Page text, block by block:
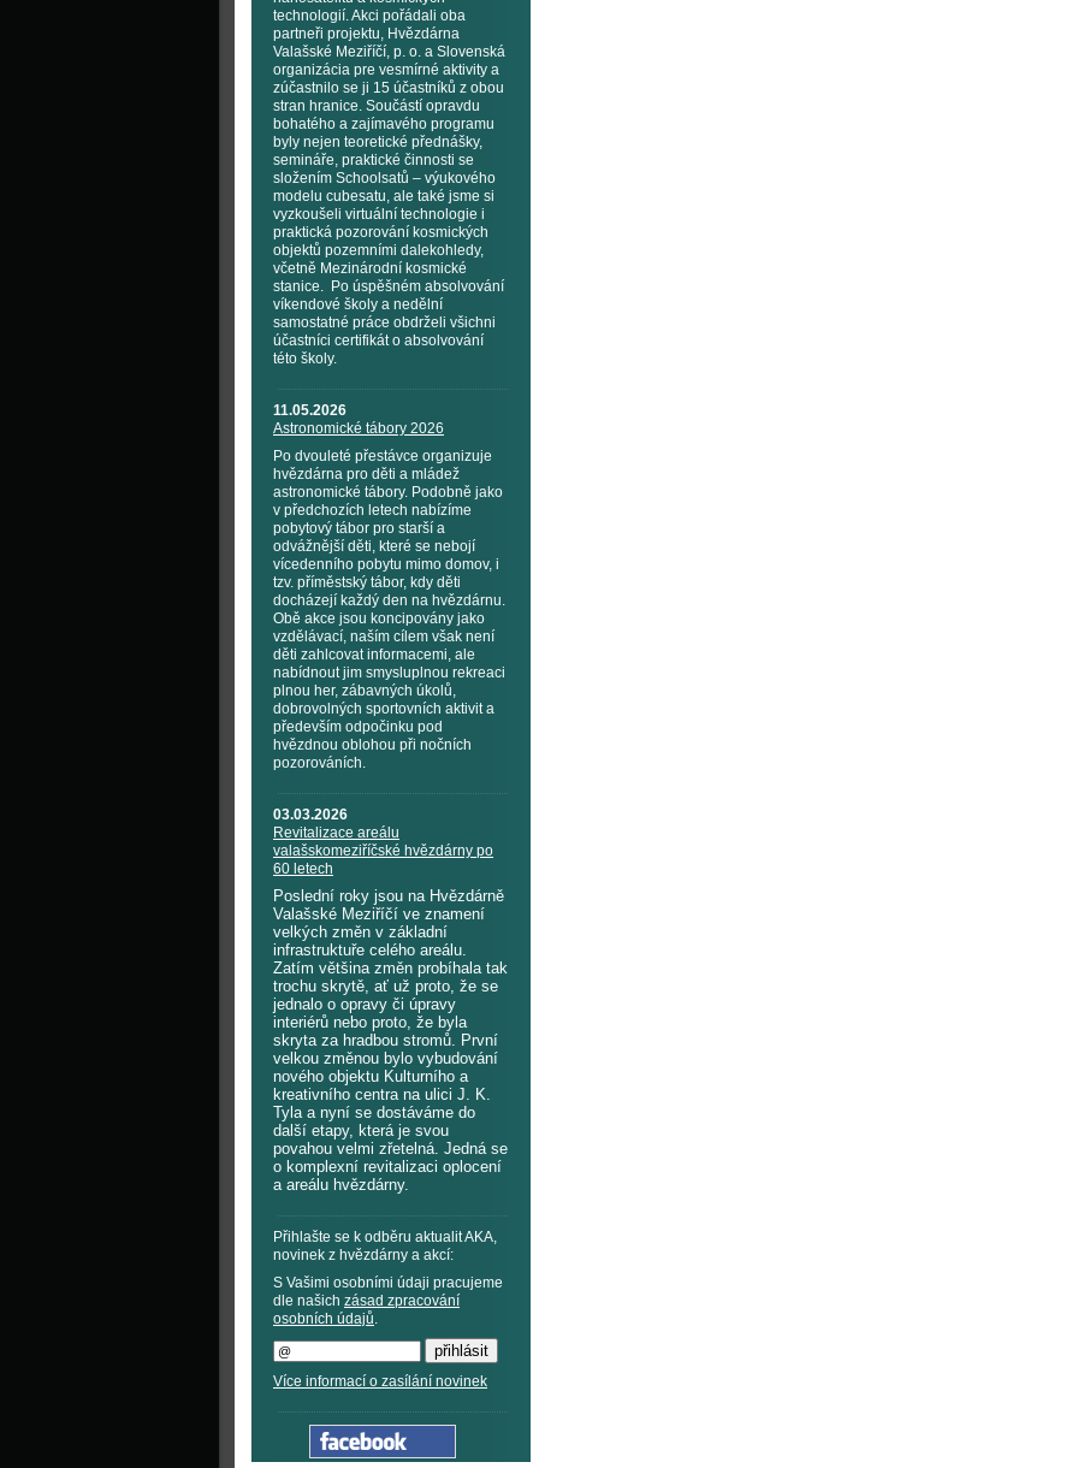
technologií. Akci pořádali oba
partneři projektu, Hvězdárna
Valašské Meziříčí, p. o. a Slovenská
organizácia pre vesmírné aktivity a
zúčastnilo se ji 15 účastníků z obou
stran hranice. Součástí opravdu
bohatého a zajímavého programu
byly nejen teoretické přednášky,
semináře, praktické činnosti se
složením Schoolsatů – výukového
modelu cubesatu, ale také jsme si
vyzkoušeli virtuální technologie i
praktická pozorování kosmických
objektů pozemními dalekohledy,
včetně Mezinárodní kosmické
stanice. Po úspěšném absolvování
víkendové školy a nedělní
samostatné práce obdrželi všichni
účastníci certifikát o absolvování
této školy.
11.05.2026
Astronomické tábory 2026
Po dvouleté přestávce organizuje
hvězdárna pro děti a mládež
astronomické tábory. Podobně jako
v předchozích letech nabízíme
pobytový tábor pro starší a
odvážnější děti, které se nebojí
vícedenního pobytu mimo domov, i
tzv. příměstský tábor, kdy děti
docházejí každý den na hvězdárnu.
Obě akce jsou koncipovány jako
vzdělávací, naším cílem však není
děti zahlcovat informacemi, ale
nabídnout jim smysluplnou rekreaci
plnou her, zábavných úkolů,
dobrovolných sportovních aktivit a
především odpočinku pod
hvězdnou oblohou při nočních
pozorováních.
03.03.2026
Revitalizace areálu
valašskomeziříčské hvězdárny po
60 letech
Poslední roky jsou na Hvězdárně
Valašské Meziříčí ve znamení
velkých změn v základní
infrastruktuře celého areálu.
Zatím většina změn probíhala tak
trochu skrytě, ať už proto, že se
jednalo o opravy či úpravy
interiérů nebo proto, že byla
skryta za hradbou stromů. První
velkou změnou bylo vybudování
nového objektu Kulturního a
kreativního centra na ulici J. K.
Tyla a nyní se dostáváme do
další etapy, která je svou
povahou velmi zřetelná. Jedná se
o komplexní revitalizaci oplocení
a areálu hvězdárny.
Přihlašte se k odběru aktualit AKA,
novinek z hvězdárny a akcí:
S Vašimi osobními údaji pracujeme
dle našich zásad zpracování
osobních údajů.
Více informací o zasílání novinek